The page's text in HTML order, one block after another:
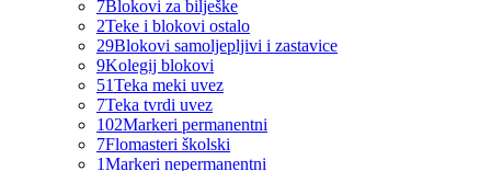
7Blokovi za bilješke
2Teke i blokovi ostalo
29Blokovi samoljepljivi i zastavice
9Kolegij blokovi
51Teka meki uvez
7Teka tvrdi uvez
102Markeri permanentni
7Flomasteri školski
1Markeri nepermanentni